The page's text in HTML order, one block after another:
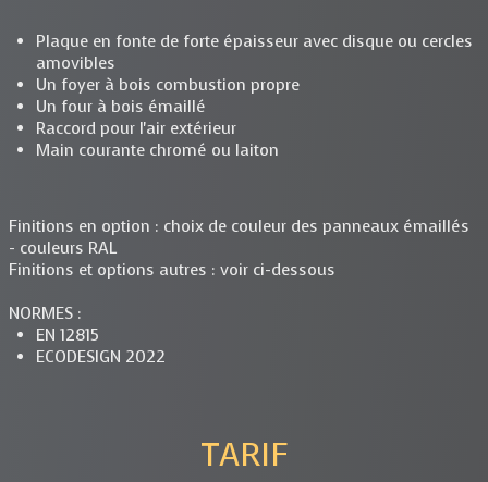
Plaque en fonte de forte épaisseur avec disque ou cercles
amovibles
Un foyer à bois combustion propre
Un four à bois émaillé
Raccord pour l'air extérieur
Main courante chromé ou laiton
Finitions en option : choix de couleur des panneaux émaillés
- couleurs RAL
Finitions et options autres : voir ci-dessous
NORMES :
EN 12815
ECODESIGN 2022
TARIF